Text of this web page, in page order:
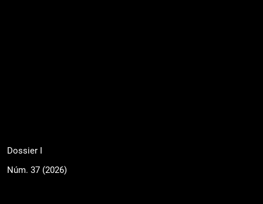
Dossier I
Núm. 37 (2026)